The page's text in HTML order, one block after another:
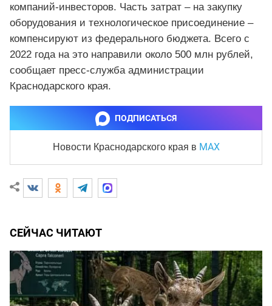
компаний-инвесторов. Часть затрат – на закупку
оборудования и технологическое присоединение –
компенсируют из федерального бюджета. Всего с
2022 года на это направили около 500 млн рублей,
сообщает пресс-служба администрации
Краснодарского края.
ПОДПИСАТЬСЯ
Новости Краснодарского края в MAX
СЕЙЧАС ЧИТАЮТ